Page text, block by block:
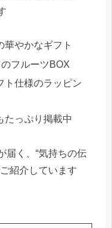
華やかなギフト
フルーツBOX
ト仕様のラッピン
たっぷり掲載中
届く、“気持ちの伝
紹介しています